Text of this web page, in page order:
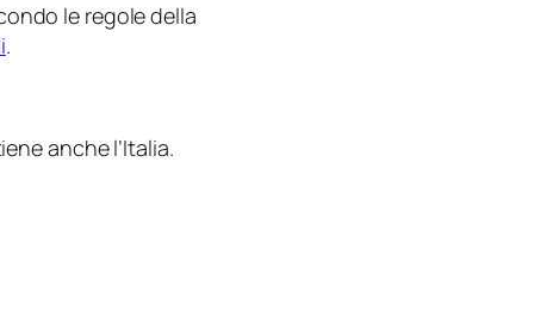
le regole della
.
anche l’Italia.